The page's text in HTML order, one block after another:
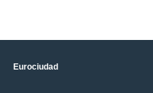
Eurociudad